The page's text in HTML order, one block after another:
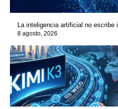
La inteligencia artificial no escribe
8 agosto, 2026